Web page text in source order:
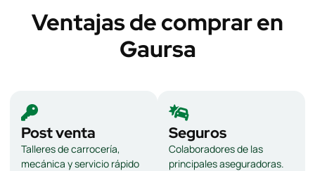
Ventajas de comprar en
Gaursa
Post venta
Talleres de carrocería,
mecánica y servicio rápido
Seguros
Colaboradores de las
principales aseguradoras.